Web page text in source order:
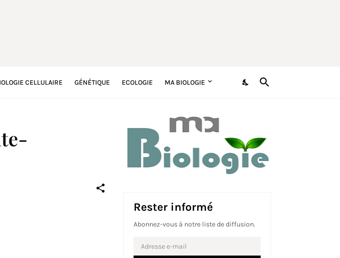
CELLULAIRE GÉNÉTIQUE ECOLOGIE MA BIOLOGIE
Rester informé
Abonnez-vous à notre liste de diffusion.